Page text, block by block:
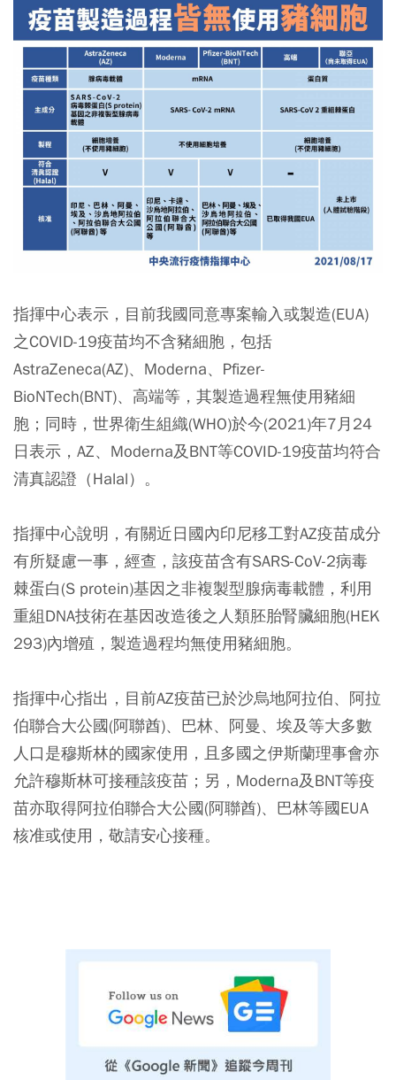
指揮中心表示，目前我國同意專案輸入或製造(EUA)
之COVID-19疫苗均不含豬細胞，包括
AstraZeneca(AZ)、Moderna、Pfizer-
BioNTech(BNT)、高端等，其製造過程無使用豬細
胞；同時，世界衛生組織(WHO)於今(2021)年7月24
日表示，AZ、Moderna及BNT等COVID-19疫苗均符合
清真認證（Halal）。
指揮中心說明，有關近日國內印尼移工對AZ疫苗成分
有所疑慮一事，經查，該疫苗含有SARS-CoV-2病毒
棘蛋白(S protein)基因之非複製型腺病毒載體，利用
重組DNA技術在基因改造後之人類胚胎腎臟細胞(HEK
293)內增殖，製造過程均無使用豬細胞。
指揮中心指出，目前AZ疫苗已於沙烏地阿拉伯、阿拉
伯聯合大公國(阿聯酋)、巴林、阿曼、埃及等大多數
人口是穆斯林的國家使用，且多國之伊斯蘭理事會亦
允許穆斯林可接種該疫苗；另，Moderna及BNT等疫
苗亦取得阿拉伯聯合大公國(阿聯酋)、巴林等國EUA
核准或使用，敬請安心接種。